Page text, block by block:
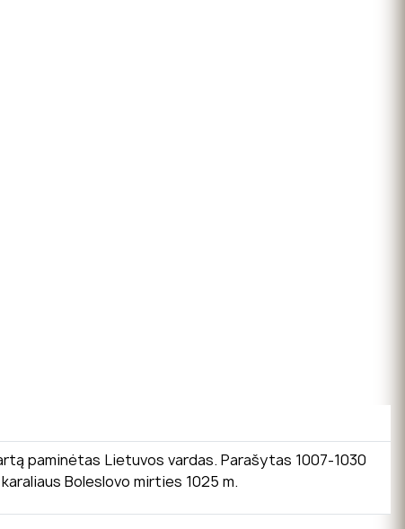
paminėtas Lietuvos vardas. Parašytas 1007-1030
Boleslovo mirties 1025 m.